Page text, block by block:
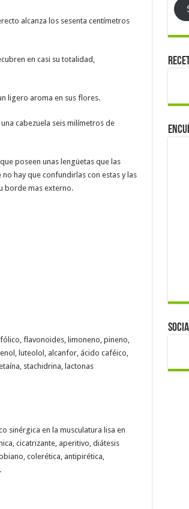
alcanza los sesenta centímetros
en casi su totalidad,
ligero aroma en sus flores.
cabezuela seis milímetros de
poseen unas lengüetas que las
hay que confundirlas con estas y las
borde mas externo.
flavonoides, limoneno, pineno,
luteolol, alcanfor, ácido caféico,
stachidrina, lactonas
sinérgica en la musculatura lisa en
cicatrizante, aperitivo, diátesis
colerética, antipirética,